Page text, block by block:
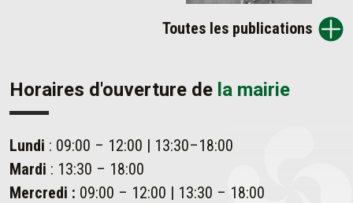
Toutes les publications
Horaires d'ouverture de la mairie
Lundi : 09:00 – 12:00 | 13:30–18:00
Mardi : 13:30 – 18:00
Mercredi : 09:00 – 12:00 | 13:30 – 18:00